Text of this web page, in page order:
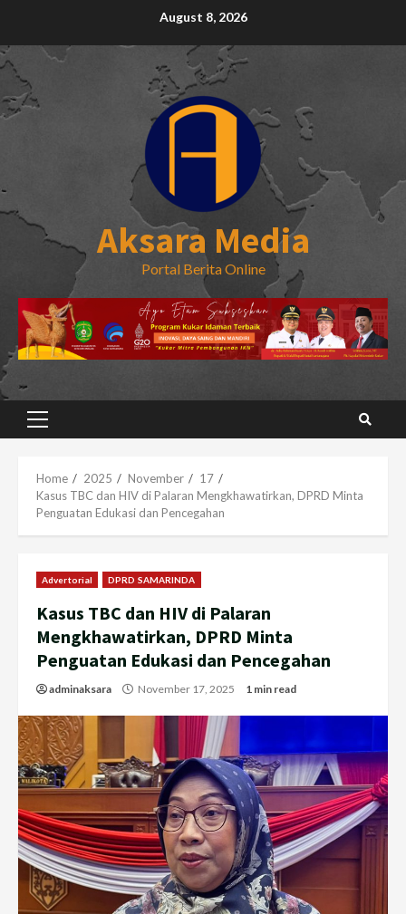
content
August 8, 2026
Aksara Media
Portal Berita Online
Primary
Home 2025 November
17
Kasus TBC dan HIV di Palaran Mengkhawatirkan, DPRD Minta
Penguatan Edukasi dan Pencegahan
Advertorial DPRD SAMARINDA
Kasus TBC dan HIV di Palaran
Mengkhawatirkan, DPRD Minta
Penguatan Edukasi dan Pencegahan
adminaksara November 17, 2025 1 min read